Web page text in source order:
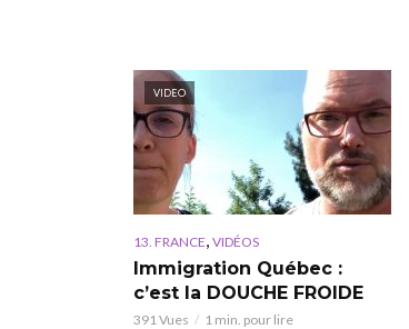
VIDEO
13. FRANCE, VIDÉOS
Immigration Québec :
c’est la DOUCHE FROIDE
391 Vues 1 min. pour lire